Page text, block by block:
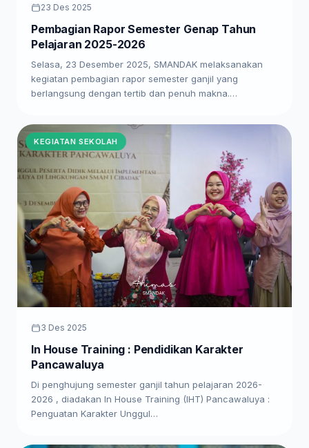
23 Des 2025
Pembagian Rapor Semester Genap Tahun
Pelajaran 2025-2026
Selasa, 23 Desember 2025, SMANDAK melaksanakan
kegiatan pembagian rapor semester ganjil yang
berlangsung dengan tertib dan penuh makna.…
KEGIATAN SEKOLAH
3 Des 2025
In House Training : Pendidikan Karakter
Pancawaluya
Di penghujung semester ganjil tahun pelajaran 2026-
2026 , diadakan In House Training (IHT) Pancawaluya :
Penguatan Karakter Unggul…